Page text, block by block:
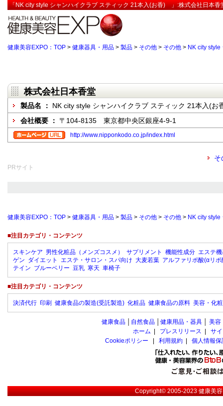
「NK city style シャンハイクラブ スティック 21本入(お香) 」:株式会社日本香
健康美容EXPO：TOP > 健康器具・用品 > 製品 > その他 > その他 > NK city
株式会社日本香堂
製品名 ： NK city style シャンハイクラブ スティック 21本入(
会社概要 ： 〒104-8135 東京都中央区銀座4-9-1
http://www.nipponkodo.co.jp/index.html
そ
PRサイト
健康美容EXPO：TOP > 健康器具・用品 > 製品 > その他 > その他 > NK city
■注目カテゴリ・コンテンツ
スキンケア 男性化粧品（メンズコスメ） サプリメント 機能性成分 エステ
ゲン ダイエット エステ・サロン・スパ向け 大麦若葉 アルファリポ酸(αリポ
テイン ブルーベリー 豆乳 寒天 車椅子
■注目カテゴリ・コンテンツ
決済代行 印刷 健康食品の製造(受託製造) 化粧品 健康食品の原料 美容・化
健康食品 自然食品 健康用品・器具 美容
ホーム
プレスリリース
サ
Cookieポリシー
利用規約 個人情報
Copyright© 2005-2023健康美